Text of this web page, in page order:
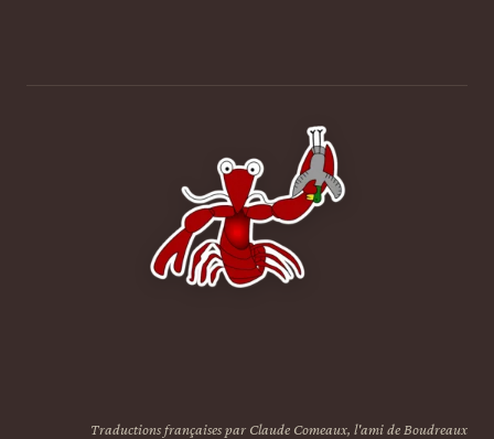
Traductions françaises par Claude Comeaux, l'ami de Boudreaux